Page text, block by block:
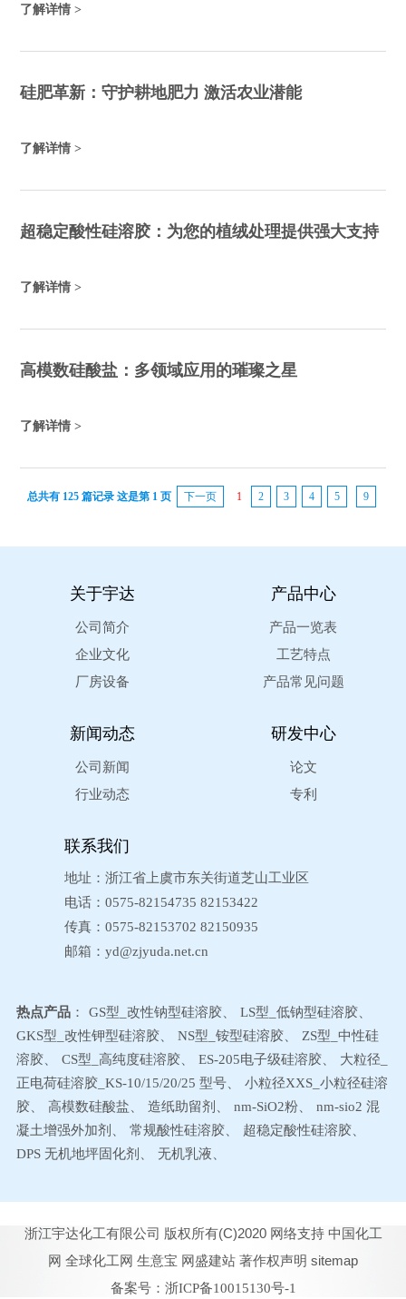
了解详情 >
硅肥革新：守护耕地肥力 激活农业潜能
了解详情 >
超稳定酸性硅溶胶：为您的植绒处理提供强大支持
了解详情 >
高模数硅酸盐：多领域应用的璀璨之星
了解详情 >
总共有 125 篇记录 这是第 1 页 下一页 1 2 3 4 5 9
关于宇达
公司简介
企业文化
厂房设备
产品中心
产品一览表
工艺特点
产品常见问题
新闻动态
公司新闻
行业动态
研发中心
论文
专利
联系我们
地址：浙江省上虞市东关街道芝山工业区
电话：0575-82154735 82153422
传真：0575-82153702 82150935
邮箱： yd@zjyuda.net.cn
热点产品： GS型_改性钠型硅溶胶、 LS型_低钠型硅溶胶、
GKS型_改性钾型硅溶胶、 NS型_铵型硅溶胶、
ZS型_中性硅
溶胶、 CS型_高纯度硅溶胶、 ES-205电子级硅溶胶、
大粒径_
正电荷硅溶胶_KS-10/15/20/25 型号、
小粒径XXS_小粒径硅溶
胶、 高模数硅酸盐 造纸助留剂 nm-SiO2粉、
nm-sio2 混
凝土增强外加剂
常规酸性硅溶胶、 超稳定酸性硅溶胶、
DPS 无机地坪固化剂
无机乳液
浙江宇达化工有限公司 版权所有(C)2020 网络支持 中国化工
网 全球化工网 生意宝 网盛建站 著作权声明 sitemap
备案号：浙ICP备10015130号-1